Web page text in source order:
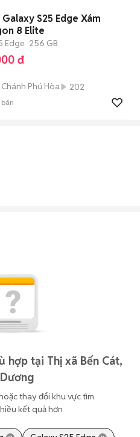
S25 Edge Xám
8 Elite
Edge 256 GB
đ
Phú Hòa 202
hợp tại Thị xã Bến Cát,
thay đổi khu vực tìm
kết quả hơn